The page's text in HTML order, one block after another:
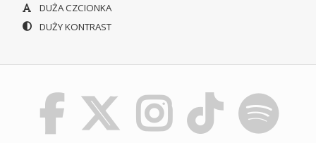
DUŻA CZCIONKA
DUŻY KONTRAST